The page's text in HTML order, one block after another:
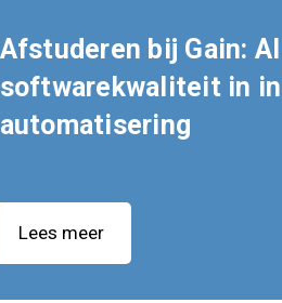
Afstuderen bij Gain:
softwarekwaliteit in
automatisering
Lees meer